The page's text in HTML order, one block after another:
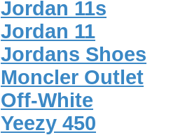
Jordan 11s
Jordan 11
Jordans Shoes
Moncler Outlet
Off-White
Yeezy 450